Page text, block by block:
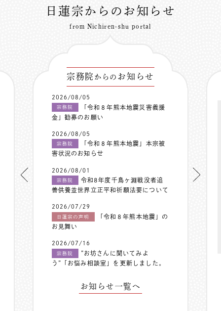
日蓮宗からのお知らせ
from Nichiren-shu portal
宗務院 からの お知らせ
2026/08/05
宗務院
「令和８年熊本地震災害義援
金」勧募のお願い
2026/08/05
宗務院
「令和８年熊本地震」本宗被
害状況のお知らせ
2026/08/01
宗務院
令和8年度千鳥ヶ淵戦没者追
善供養並世界立正平和祈願法要について
2026/07/29
日蓮宗の声明
「令和８年熊本地震」の
お見舞い
2026/07/16
宗務院
”お坊さんに聞いてみよ
う”「お悩み相談室」を更新しました。
お知らせ一覧へ